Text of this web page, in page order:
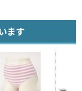
ます